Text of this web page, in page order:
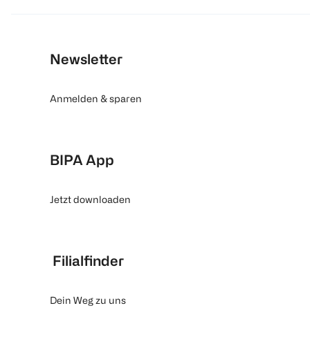
Newsletter
Anmelden & sparen
BIPA App
Jetzt downloaden
Filialfinder
Dein Weg zu uns